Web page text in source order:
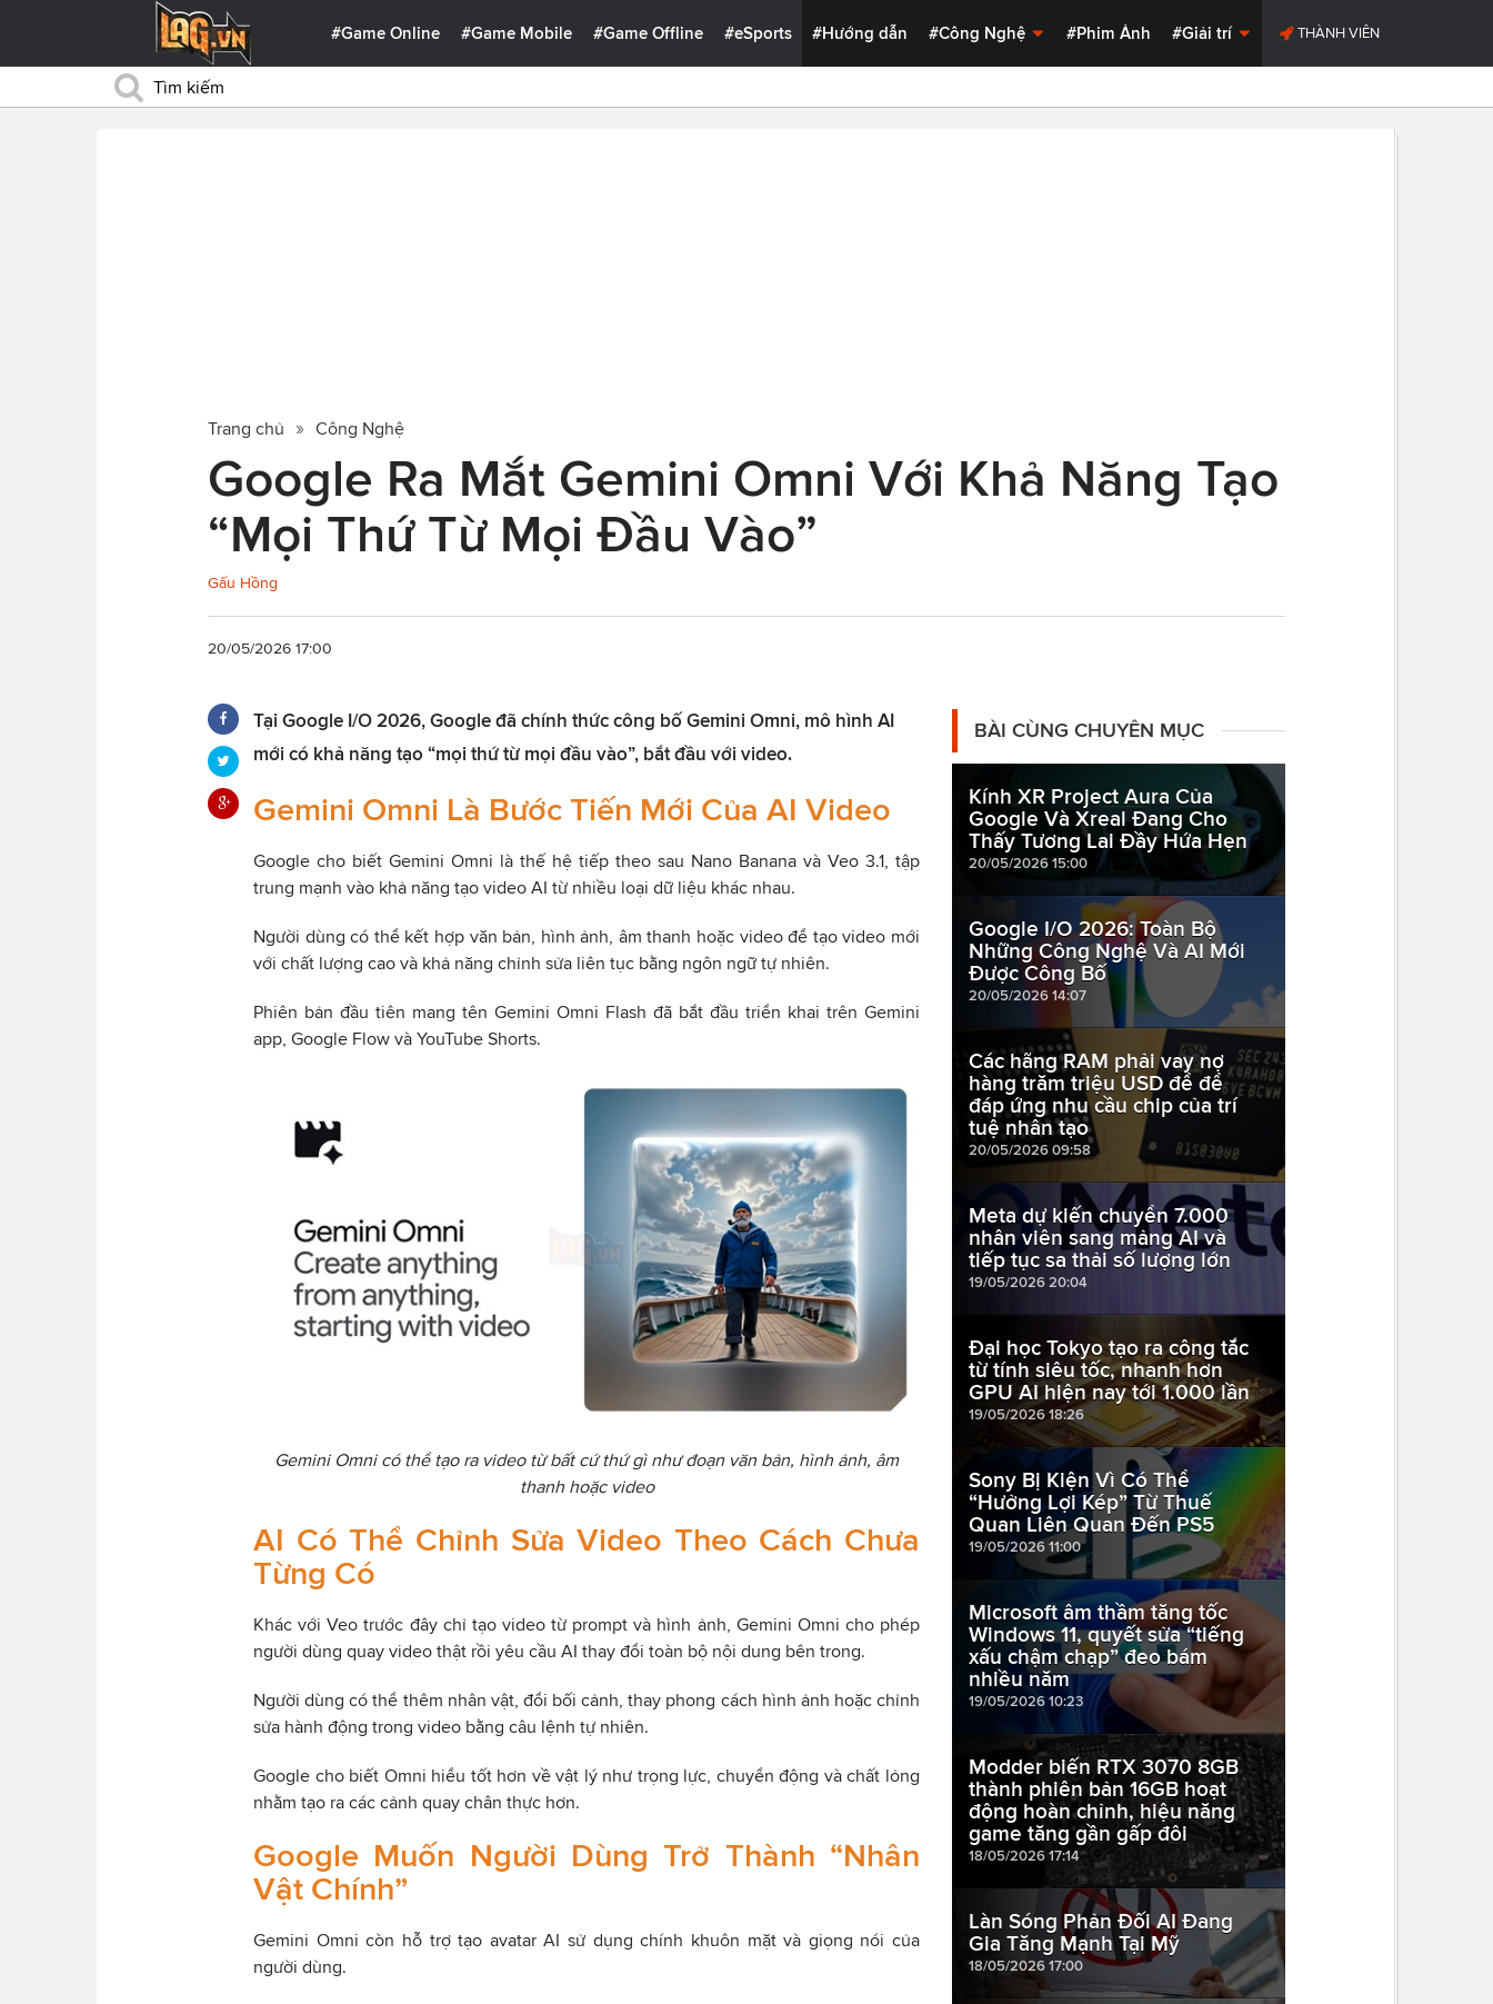
#Game Online #Game Mobile #Game Offline #eSports #Hướng dẫn #Công Nghệ #Phim Ảnh #Giải trí THÀNH VIÊN
Trang chủ Công Nghệ
Google Ra Mắt Gemini Omni Với Khả Năng Tạo
“Mọi Thứ Từ Mọi Đầu Vào”
Gấu Hồng
20/05/2026 17:00
Tại Google I/O 2026, Google đã chính thức công bố Gemini Omni, mô hình AI
mới có khả năng tạo “mọi thứ từ mọi đầu vào”, bắt đầu với video.
Gemini Omni Là Bước Tiến Mới Của AI Video
Google cho biết Gemini Omni là thế hệ tiếp theo sau Nano Banana và Veo 3.1, tập
trung mạnh vào khả năng tạo video AI từ nhiều loại dữ liệu khác nhau.
Người dùng có thể kết hợp văn bản, hình ảnh, âm thanh hoặc video để tạo video mới
với chất lượng cao và khả năng chỉnh sửa liên tục bằng ngôn ngữ tự nhiên.
Phiên bản đầu tiên mang tên Gemini Omni Flash đã bắt đầu triển khai trên Gemini
app, Google Flow và YouTube Shorts.
Gemini Omni có thể tạo ra video từ bất cứ thứ gì như đoạn văn bản, hình ảnh, âm
thanh hoặc video
AI Có Thể Chỉnh Sửa Video Theo Cách Chưa
Từng Có
Khác với Veo trước đây chỉ tạo video từ prompt và hình ảnh, Gemini Omni cho phép
người dùng quay video thật rồi yêu cầu AI thay đổi toàn bộ nội dung bên trong.
Người dùng có thể thêm nhân vật, đổi bối cảnh, thay phong cách hình ảnh hoặc chỉnh
sửa hành động trong video bằng câu lệnh tự nhiên.
Google cho biết Omni hiểu tốt hơn về vật lý như trọng lực, chuyển động và chất lỏng
nhằm tạo ra các cảnh quay chân thực hơn.
Google Muốn Người Dùng Trở Thành “Nhân
Vật Chính”
Gemini Omni còn hỗ trợ tạo avatar AI sử dụng chính khuôn mặt và giọng nói của
người dùng.
BÀI CÙNG CHUYÊN MỤC
Kính XR Project Aura Của
Google Và Xreal Đang Cho
Thấy Tương Lai Đầy Hứa Hẹn
20/05/2026 15:00
Google I/O 2026: Toàn Bộ
Những Công Nghệ Và AI Mới
Được Công Bố
20/05/2026 14:07
Các hãng RAM phải vay nợ
hàng trăm triệu USD để để
đáp ứng nhu cầu chip của trí
tuệ nhân tạo
20/05/2026 09:58
Meta dự kiến chuyển 7.000
nhân viên sang mảng AI và
tiếp tục sa thải số lượng lớn
19/05/2026 20:04
Đại học Tokyo tạo ra công tắc
từ tính siêu tốc, nhanh hơn
GPU AI hiện nay tới 1.000 lần
19/05/2026 18:26
Sony Bị Kiện Vì Có Thể
“Hưởng Lợi Kép” Từ Thuế
Quan Liên Quan Đến PS5
19/05/2026 11:00
Microsoft âm thầm tăng tốc
Windows 11, quyết sửa “tiếng
xấu chậm chạp” đeo bám
nhiều năm
19/05/2026 10:23
Modder biến RTX 3070 8GB
thành phiên bản 16GB hoạt
động hoàn chỉnh, hiệu năng
game tăng gần gấp đôi
18/05/2026 17:14
Làn Sóng Phản Đối AI Đang
Gia Tăng Mạnh Tại Mỹ
18/05/2026 17:00